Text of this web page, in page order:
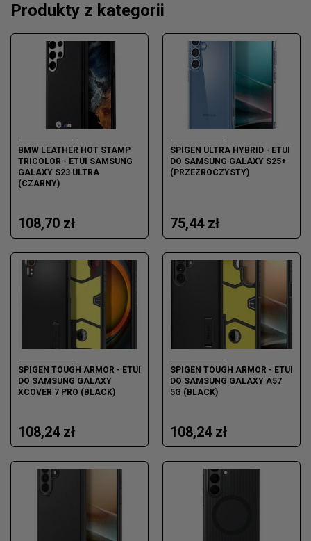
Produkty z kategorii
BMW LEATHER HOT STAMP
TRICOLOR - ETUI SAMSUNG
GALAXY S23 ULTRA
(CZARNY)
108,70 zł
SPIGEN ULTRA HYBRID - ETUI
DO SAMSUNG GALAXY S25+
(PRZEZROCZYSTY)
75,44 zł
SPIGEN TOUGH ARMOR - ETUI
DO SAMSUNG GALAXY
XCOVER 7 PRO (BLACK)
108,24 zł
SPIGEN TOUGH ARMOR - ETUI
DO SAMSUNG GALAXY A57
5G (BLACK)
108,24 zł